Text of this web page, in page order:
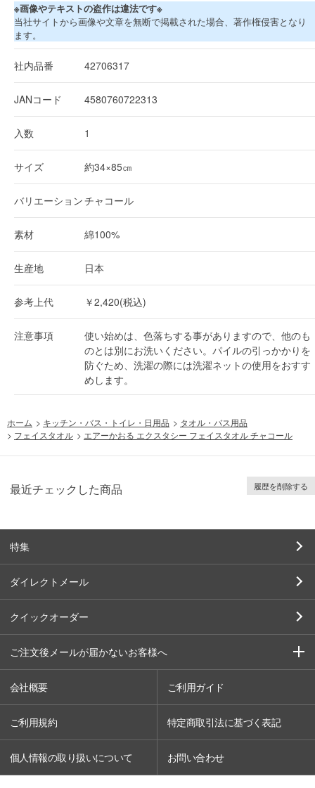
※画像やテキストの盗作は違法です※
当社サイトから画像や文章を無断で掲載された場合、著作権侵害となり
ます。
社内品番 42706317
JANコード 4580760722313
入数 1
サイズ 約34×85㎝
バリエーションチャコール
素材 綿100%
生産地 日本
参考上代 ￥2,420(税込)
注意事項
使い始めは、色落ちする事がありますので、他のも
のとは別にお洗いください。パイルの引っかかりを
防ぐため、洗濯の際には洗濯ネットの使用をおすす
めします。
ホーム > キッチン・バス・トイレ・日用品 > タオル・バス用品
> フェイスタオル > エアーかおる エクスタシー フェイスタオル チャコール
最近チェックした商品 履歴を削除する
特集
ダイレクトメール
クイックオーダー
ご注文後メールが届かないお客様へ
会社概要 ご利用ガイド
ご利用規約 特定商取引法に基づく表記
個人情報の取り扱いについて お問い合わせ